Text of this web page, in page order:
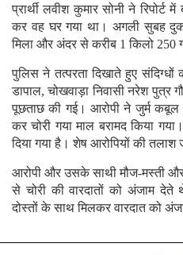
प्रार्थी लवीश कुमार सोनी ने
कर वह घर गया था। अगली सुबह
मिला और अंदर से करीब 1 किलो 250
पुलिस ने तत्परता दिखाते हुए
डापाल, चोखवाड़ा निवासी नरेश पुत्र
पूछताछ की गई। आरोपी ने जुर्म कबूल
कर चोरी गया माल बरामद किया
दिया गया है। शेष आरोपियों की तलाश
आरोपी और उसके साथी मौज-मस्ती और
से चोरी की वारदातों को अंजाम
दोस्तों के साथ मिलकर वारदात को